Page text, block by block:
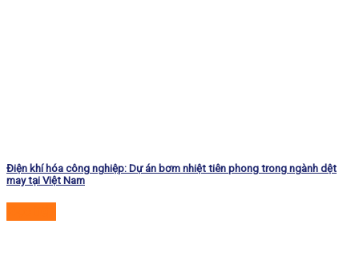
Điện khí hóa công nghiệp: Dự án bơm nhiệt tiên phong trong ngành dệt
may tại Việt Nam